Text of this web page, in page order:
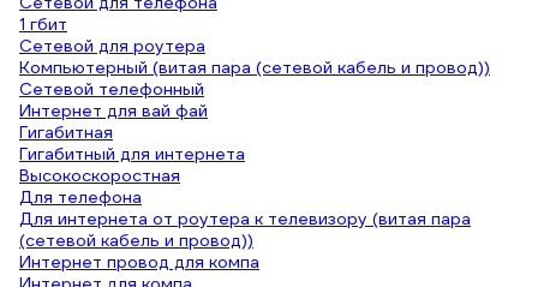
1 гбит
Сетевой для роутера
Компьютерный (витая пара (сетевой кабель и провод))
Сетевой телефонный
Интернет для вай фай
Гигабитная
Гигабитный для интернета
Высокоскоростная
Для телефона
Для интернета от роутера к телевизору (витая пара
(сетевой кабель и провод))
Интернет провод для компа